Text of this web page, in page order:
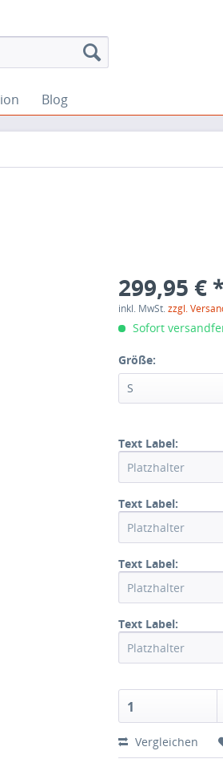
Blog
299,95 €
inkl. MwSt.zzgl.
Sofort
Größe:
S
Text Label:
Text Label:
Text Label:
Text Label:
1
Vergleichen